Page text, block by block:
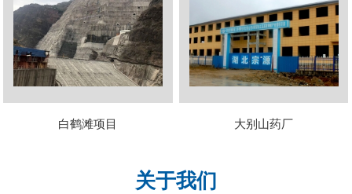
白鹤滩项目 大别山药厂
关于我们